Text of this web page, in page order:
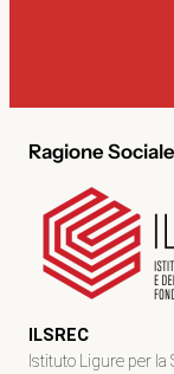
Ragione Sociale
ILSREC
Istituto Ligure per la